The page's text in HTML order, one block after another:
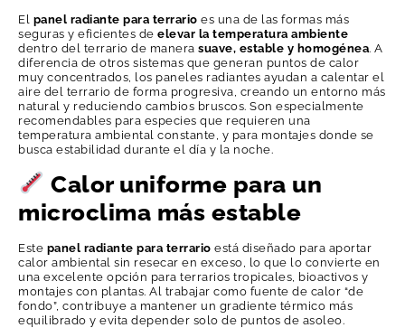
El panel radiante para terrario es una de las formas más
seguras y eficientes de elevar la temperatura ambiente
dentro del terrario de manera suave, estable y homogénea. A
diferencia de otros sistemas que generan puntos de calor
muy concentrados, los paneles radiantes ayudan a calentar el
aire del terrario de forma progresiva, creando un entorno más
natural y reduciendo cambios bruscos. Son especialmente
recomendables para especies que requieren una
temperatura ambiental constante, y para montajes donde se
busca estabilidad durante el día y la noche.
Calor uniforme para un
microclima más estable
Este panel radiante para terrario está diseñado para aportar
calor ambiental sin resecar en exceso, lo que lo convierte en
una excelente opción para terrarios tropicales, bioactivos y
montajes con plantas. Al trabajar como fuente de calor “de
fondo”, contribuye a mantener un gradiente térmico más
equilibrado y evita depender solo de puntos de asoleo.